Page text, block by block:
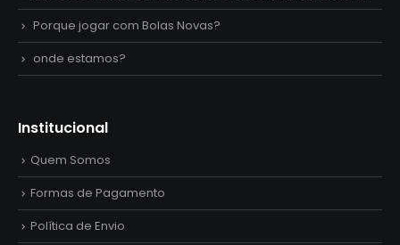
Porque jogar com Bolas Novas?
onde estamos?
Institucional
Quem Somos
Formas de Pagamento
Política de Envio